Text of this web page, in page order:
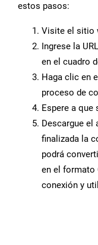
estos pasos:
Visite el sitio
Ingrese la
en el cuadro
Haga clic en
proceso de
Espere a que
Descargue el
finalizada la
podrá
en el formato
conexión y